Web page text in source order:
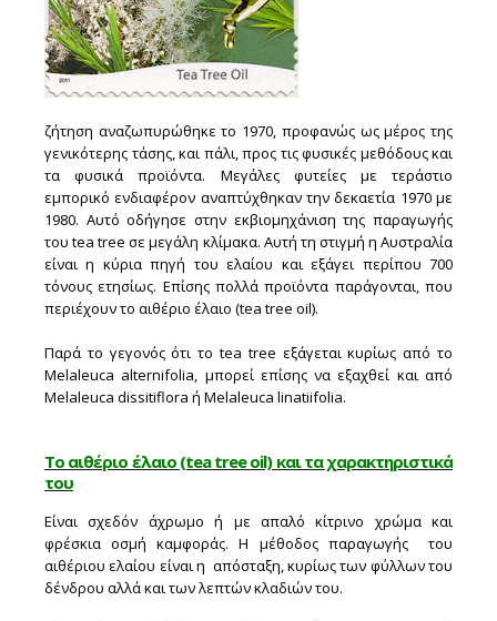
ζήτηση αναζωπυρώθηκε το 1970, προφανώς ως μέρος της
γενικότερης τάσης, και πάλι, προς τις φυσικές μεθόδους και
τα φυσικά προϊόντα. Μεγάλες φυτείες με τεράστιο
εμπορικό ενδιαφέρον αναπτύχθηκαν την δεκαετία 1970 με
1980. Αυτό οδήγησε στην εκβιομηχάνιση της παραγωγής
του tea tree σε μεγάλη κλίμακα. Αυτή τη στιγμή η Αυστραλία
είναι η κύρια πηγή του ελαίου και εξάγει περίπου 700
τόνους ετησίως. Επίσης πολλά προϊόντα παράγονται, που
περιέχουν το αιθέριο έλαιο (tea tree oil).
Παρά το γεγονός ότι το tea tree εξάγεται κυρίως από το
Melaleuca alternifolia, μπορεί επίσης να εξαχθεί και από
Melaleuca dissitiflora ή Melaleuca linatiifolia.
Το αιθέριο έλαιο (tea tree oil) και τα χαρακτηριστικά
του
Είναι σχεδόν άχρωμο ή με απαλό κίτρινο χρώμα και
φρέσκια οσμή καμφοράς. Η μέθοδος παραγωγής του
αιθέριου ελαίου είναι η απόσταξη, κυρίως των φύλλων του
δένδρου αλλά και των λεπτών κλαδιών του.